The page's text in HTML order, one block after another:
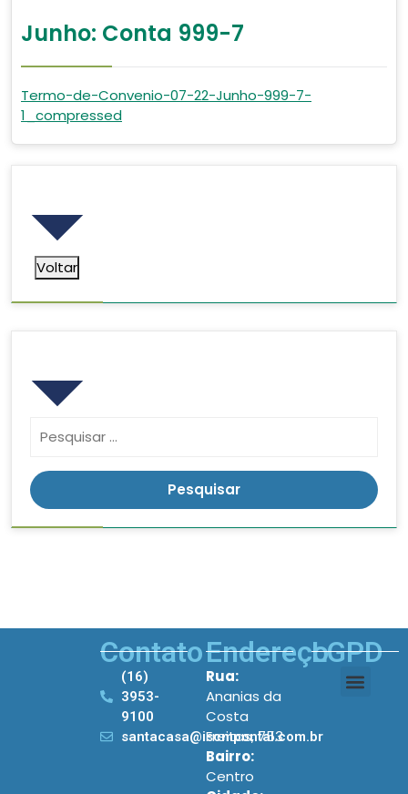
Junho: Conta 999-7
Termo-de-Convenio-07-22-Junho-999-7-
1_compressed
Voltar
Contato
(16)
3953-
9100
santacasa@iscmpontal.com.br
Endereço
Rua:
Ananias da
Costa
Freitas, 753
Bairro:
Centro
LGPD